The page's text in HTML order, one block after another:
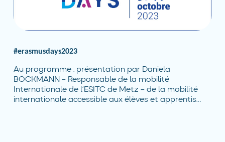
#erasmusdays2023
Au programme : présentation par Daniela
BÖCKMANN – Responsable de la mobilité
Internationale de l’ESITC de Metz – de la mobilité
internationale accessible aux élèves et apprentis…